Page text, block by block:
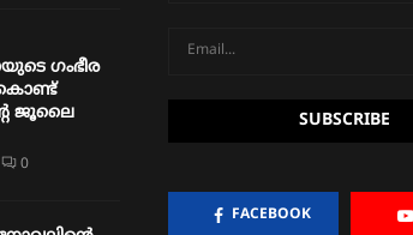
ഗംഭീര
ജൂലൈ
0
FACEBOOK